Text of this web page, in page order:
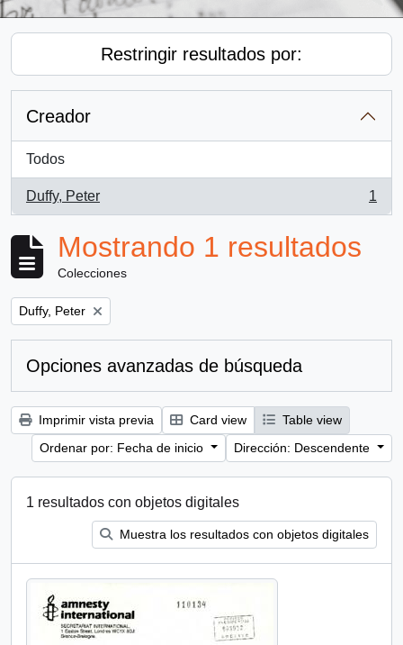
Restringir resultados por:
Creador
Todos
Duffy, Peter
, 1 resultados
1
Mostrando 1 resultados
Colecciones
Remove filter:
Duffy, Peter
Opciones avanzadas de búsqueda
Imprimir vista previa Card view
Table view
Ordenar por: Fecha de inicio
Dirección: Descendente
1 resultados con objetos digitales
Muestra los resultados con objetos digitales